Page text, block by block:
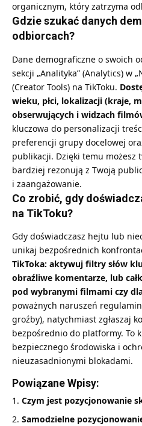
organicznym, który zatrzyma
Gdzie szukać danych
odbiorcach?
Dane demograficzne o swoich
sekcji „Analityka” (Analytics) w
(Creator Tools) na TikToku.
wieku, płci, lokalizacji (kraje,
obserwujących i widzach
kluczowa do personalizacji
preferencji grupy docelowej
publikacji. Dzięki temu możesz
bardziej rezonują z Twoją
i zaangażowanie.
Co zrobić, gdy
na TikToku?
Gdy doświadczasz hejtu lub
unikaj bezpośrednich
TikToka: aktywuj filtry słów
obraźliwe komentarze, lub
pod wybranymi filmami czy
poważnych naruszeń
groźby), natychmiast zgłaszaj
bezpośrednio do platformy. To
bezpiecznego środowiska i
nieuzasadnionymi blokadami.
Powiązane Wpisy:
Czym jest pozycjonowanie
Samodzielne